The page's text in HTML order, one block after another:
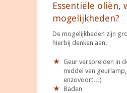
Essentiële oliën,
mogelijkheden?
De mogelijkheden zijn
hierbij denken aan:
Geur verspreiden in
middel van
enzovoort…)
Baden